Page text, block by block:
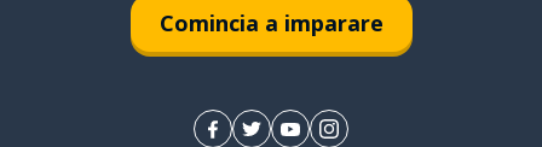
Comincia a imparare